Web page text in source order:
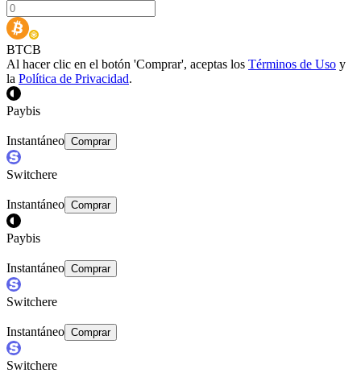
BTCB
Al hacer clic en el botón 'Comprar', aceptas los Términos de Uso y
la Política de Privacidad.
Paybis
Instantáneo Comprar
Switchere
Instantáneo Comprar
Paybis
Instantáneo Comprar
Switchere
Instantáneo Comprar
Switchere